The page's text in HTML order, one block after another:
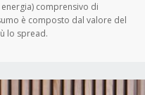
comprensivo di
è composto dal valore del
lo spread.